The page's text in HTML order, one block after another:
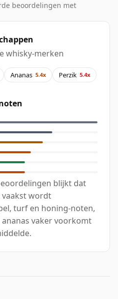
beoordelingen met
whisky-merken
Ananas 5.4x Perzik 5.4x
blijkt dat
vaakst wordt
turf en honing-noten,
vaker voorkomt